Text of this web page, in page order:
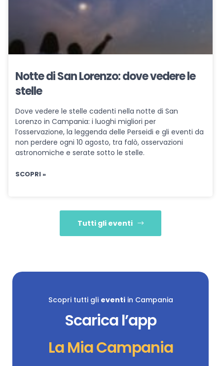
Notte di San Lorenzo: dove vedere le
stelle
Dove vedere le stelle cadenti nella notte di San
Lorenzo in Campania: i luoghi migliori per
l’osservazione, la leggenda delle Perseidi e gli eventi da
non perdere ogni 10 agosto, tra falò, osservazioni
astronomiche e serate sotto le stelle.
SCOPRI »
Tutti gli eventi
Scopri tutti gli eventiin Campania
Scarica l’app
La Mia Campania